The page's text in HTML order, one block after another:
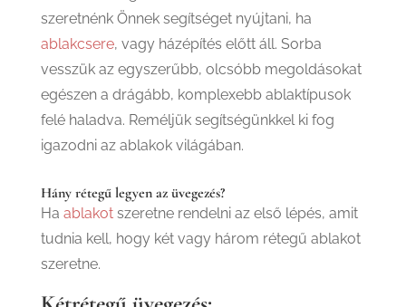
szeretnénk Önnek segítséget nyújtani, ha
ablakcsere, vagy házépítés előtt áll. Sorba
vesszük az egyszerűbb, olcsóbb megoldásokat
egészen a drágább, komplexebb ablaktípusok
felé haladva. Reméljük segítségünkkel ki fog
igazodni az ablakok világában.
Hány rétegű legyen az üvegezés?
Ha ablakotszeretne rendelni az első lépés, amit
tudnia kell, hogy két vagy három rétegű ablakot
szeretne.